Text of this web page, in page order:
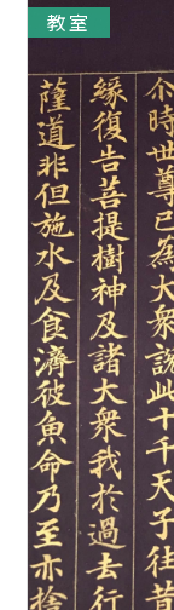
教室